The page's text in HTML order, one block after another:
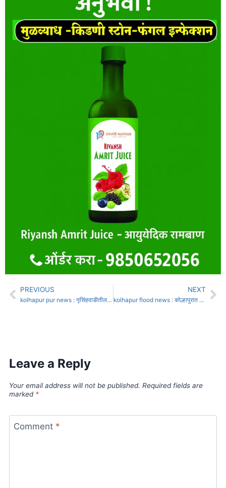
PREVIOUS
kolhapur pur news : नृसिंहवाडीतील दत्त मंदिर गेले पाण्याखाली; कृष्णा, पंचगंगेच्या पाणी पातळी सात फुटाने वाढ
NEXT
kolhapur flood news : कोल्हापुरात पंचगंगेने इशारा पातळी ओलांडली
Leave a Reply
Your email address will not be published. Required fields are
marked *
Comment *